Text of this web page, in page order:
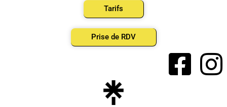
Tarifs
Prise de RDV